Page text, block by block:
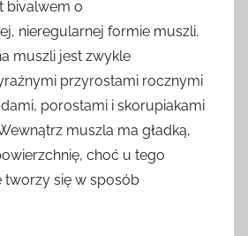
bivalwem o
nieregularnej formie muszli.
muszli jest zwykle
przyrostami rocznymi
porostami i skorupiakami
muszla ma gładką,
choć u tego
tworzy się w sposób